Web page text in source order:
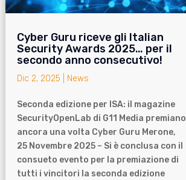
Cyber Guru riceve gli Italian
Security Awards 2025… per il
secondo anno consecutivo!
Dic 2, 2025 News
Seconda edizione per ISA: il magazine
SecurityOpenLab di G11 Media premiano
ancora una volta Cyber Guru Merone,
25 Novembre 2025 – Si è conclusa con il
consueto evento per la premiazione di
tutti i vincitori la seconda edizione